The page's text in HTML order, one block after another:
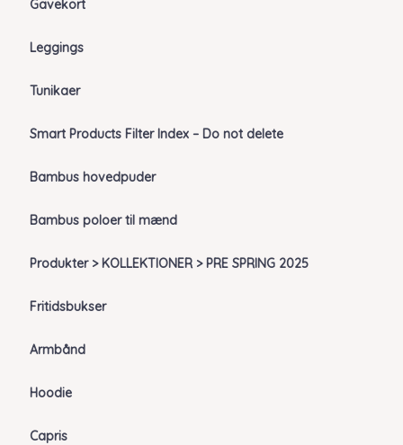
Gavekort
Leggings
Tunikaer
Smart Products Filter Index – Do not delete
Bambus hovedpuder
Bambus poloer til mænd
Produkter > KOLLEKTIONER > PRE SPRING 2025
Fritidsbukser
Armbånd
Hoodie
Capris